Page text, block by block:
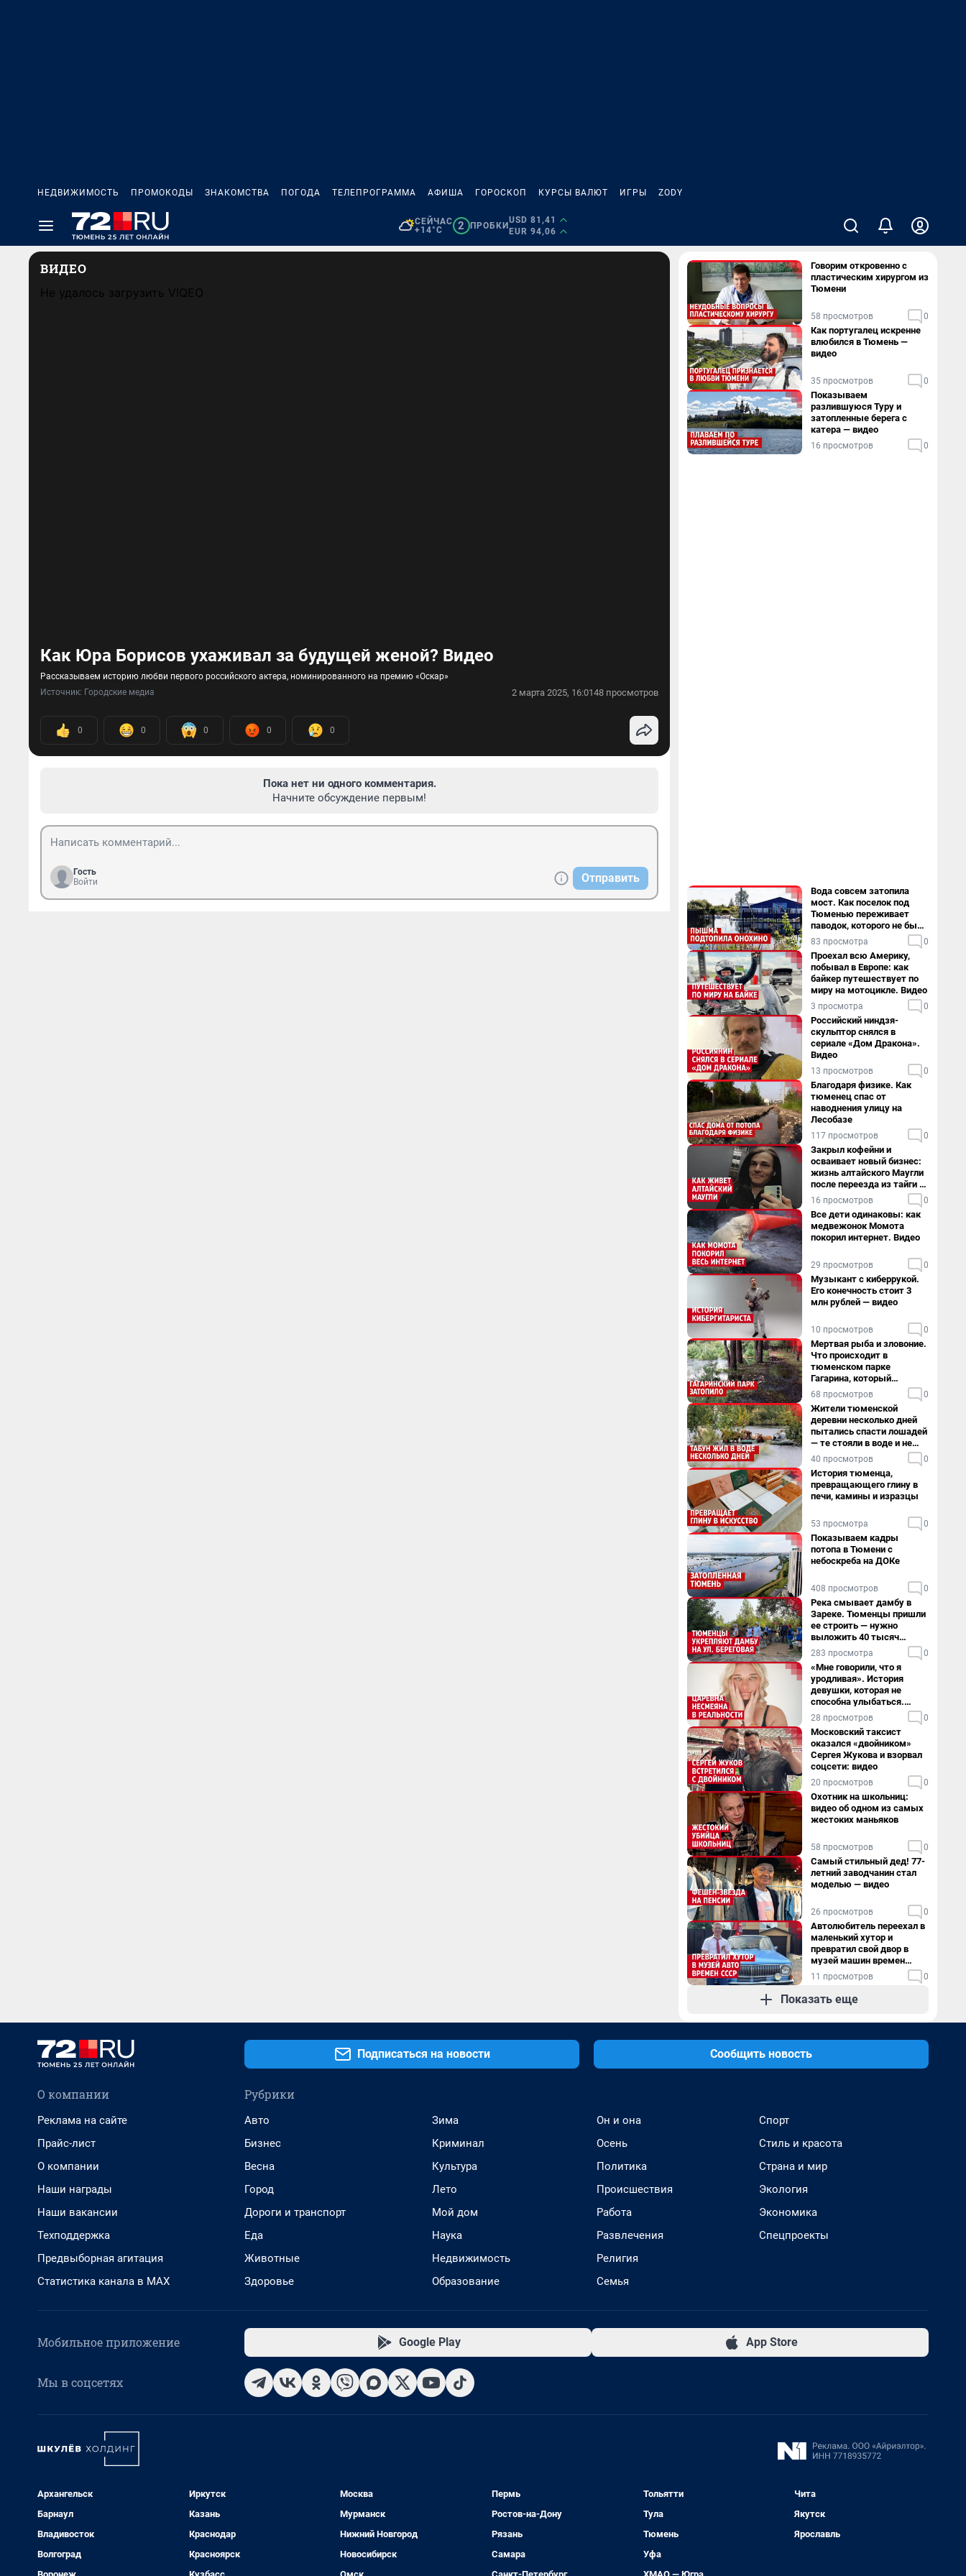
НЕДВИЖИМОСТЬ ПРОМОКОДЫ ЗНАКОМСТВА ПОГОДА ТЕЛЕПРОГРАММА АФИША ГОРОСКОП КУРСЫ ВАЛЮТ ИГРЫ ZODY
СЕЙЧАС
+14°C
2 ПРОБКИ
USD 81,41
EUR 94,06
ВИДЕО
Не удалось загрузить VIQEO
Как Юра Борисов ухаживал за будущей женой? Видео
Рассказываем историю любви первого российского актера, номинированного на премию «Оскар»
Источник: Городские медиа 2 марта 2025, 16:0148 просмотров
0 0 0 0 0
Пока нет ни одного комментария.
Начните обсуждение первым!
Гость
Войти
Отправить
Говорим откровенно с
пластическим хирургом из
Тюмени
58 просмотров 0
Как португалец искренне
влюбился в Тюмень —
видео
35 просмотров 0
Показываем
разлившуюся Туру и
затопленные берега с
катера — видео
16 просмотров 0
Вода совсем затопила
мост. Как поселок под
Тюменью переживает
паводок, которого не было
в его истории — репортаж
83 просмотра 0
Проехал всю Америку,
побывал в Европе: как
байкер путешествует по
миру на мотоцикле. Видео
3 просмотра 0
Российский ниндзя-
скульптор снялся в
сериале «Дом Дракона».
Видео
13 просмотров 0
Благодаря физике. Как
тюменец спас от
наводнения улицу на
Лесобазе
117 просмотров 0
Закрыл кофейни и
осваивает новый бизнес:
жизнь алтайского Маугли
после переезда из тайги в
столицу
16 просмотров 0
Все дети одинаковы: как
медвежонок Момота
покорил интернет. Видео
29 просмотров 0
Музыкант с киберрукой.
Его конечность стоит 3
млн рублей — видео
10 просмотров 0
Мертвая рыба и зловоние.
Что происходит в
тюменском парке
Гагарина, который
поглощает черная вода
68 просмотров 0
Жители тюменской
деревни несколько дней
пытались спасти лошадей
— те стояли в воде и не
хотели уходить
40 просмотров 0
История тюменца,
превращающего глину в
печи, камины и изразцы
53 просмотра 0
Показываем кадры
потопа в Тюмени с
небоскреба на ДОКе
408 просмотров 0
Река смывает дамбу в
Зареке. Тюменцы пришли
ее строить — нужно
выложить 40 тысяч
мешков за сутки
283 просмотра 0
«Мне говорили, что я
уродливая». История
девушки, которая не
способна улыбаться.
Видео
28 просмотров 0
Московский таксист
оказался «двойником»
Сергея Жукова и взорвал
соцсети: видео
20 просмотров 0
Охотник на школьниц:
видео об одном из самых
жестоких маньяков
58 просмотров 0
Самый стильный дед! 77-
летний заводчанин стал
моделью — видео
26 просмотров 0
Автолюбитель переехал в
маленький хутор и
превратил свой двор в
музей машин времен
СССР. Видео
11 просмотров 0
Показать еще
Подписаться на новости Сообщить новость
О компании
Реклама на сайте
Прайс-лист
О компании
Наши награды
Наши вакансии
Техподдержка
Предвыборная агитация
Статистика канала в MAX
Рубрики
Авто
Бизнес
Весна
Город
Дороги и транспорт
Еда
Животные
Здоровье
Зима
Криминал
Культура
Лето
Мой дом
Наука
Недвижимость
Образование
Он и она
Осень
Политика
Происшествия
Работа
Развлечения
Религия
Семья
Спорт
Стиль и красота
Страна и мир
Экология
Экономика
Спецпроекты
Мобильное приложение Google Play App Store
Мы в соцсетях
Архангельск
Барнаул
Владивосток
Волгоград
Иркутск
Казань
Краснодар
Красноярск
Москва
Мурманск
Нижний Новгород
Новосибирск
Пермь
Ростов-на-Дону
Рязань
Самара
Тольятти
Тула
Тюмень
Уфа
Чита
Якутск
Ярославль